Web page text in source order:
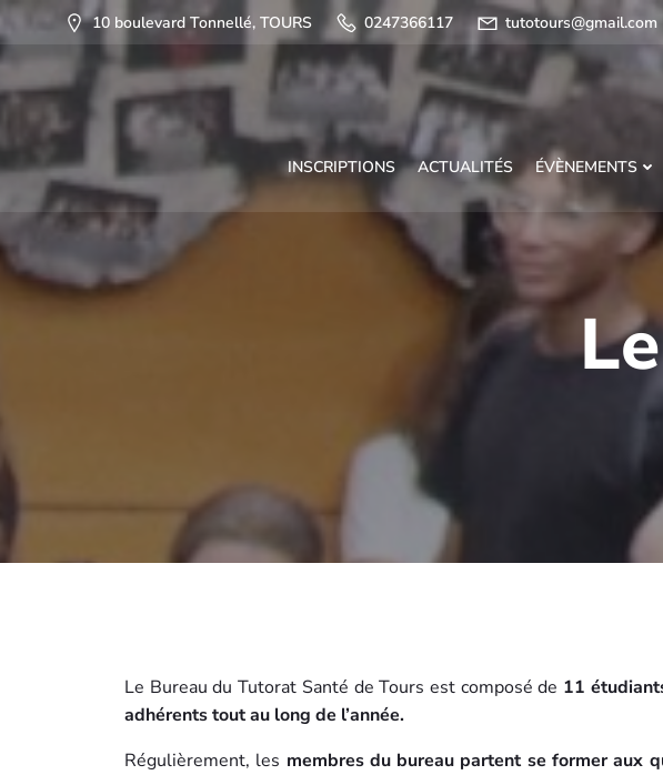
10 boulevard Tonnellé, TOURS 0247366117 tutotours@gmail.com
INSCRIPTIONS ACTUALITÉS ÉVÈNEMENTS
Le Bureau du Tutorat Santé de Tours est composé de 11
adhérents tout au long de l’année.
Régulièrement, les membres du bureau partent se former aux